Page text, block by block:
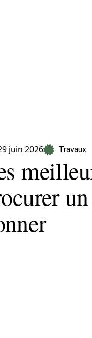
juin 2026 Travaux